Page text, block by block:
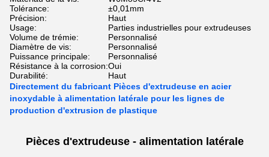
Tolérance:
±0,01mm
Précision:
Haut
Usage:
Parties industrielles pour extrudeuses
Volume de trémie:
Personnalisé
Diamètre de vis:
Personnalisé
Puissance principale:
Personnalisé
Résistance à la corrosion:Oui
Durabilité:
Haut
Directement du fabricant Pièces d'extrudeuse en acier
inoxydable à alimentation latérale pour les lignes de
production d'extrusion de plastique
Pièces d'extrudeuse - alimentation latérale